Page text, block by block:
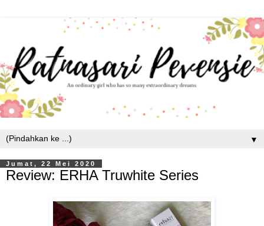
▼
Jumat, 22 Mei 2020
Review: ERHA Truwhite Series